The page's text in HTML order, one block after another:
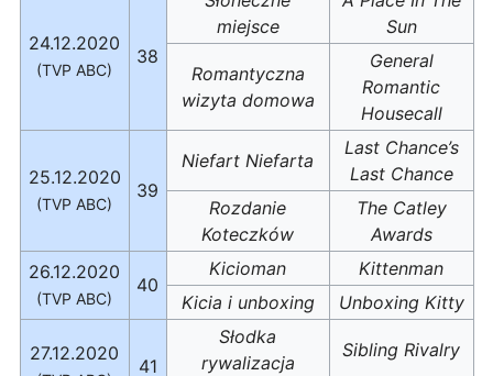
24.12.2020
(TVP ABC)
38
miejsce
Sun
Romantyczna
wizyta domowa
General
Romantic
Housecall
25.12.2020
(TVP ABC)
39
Niefart Niefarta
Last Chance’s
Last Chance
Rozdanie
Koteczków
The Catley
Awards
26.12.2020
(TVP ABC)
40
Kicioman
Kittenman
Kicia i unboxing
Unboxing Kitty
27.12.2020
41
Słodka
rywalizacja
Sibling Rivalry